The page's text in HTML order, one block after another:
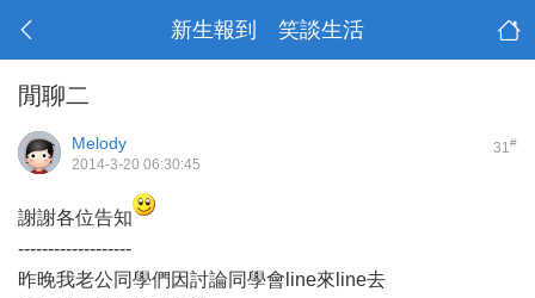
新生報到 笑談生活
閒聊二
31#
Melody
2014-3-20 06:30:45
謝謝各位告知
-------------------
昨晚我老公同學們因討論同學會line來line去